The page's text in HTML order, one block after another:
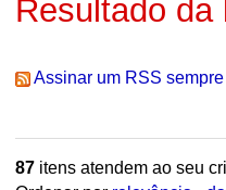
Resultado da
Assinar um RSS
87itens atendem ao seu